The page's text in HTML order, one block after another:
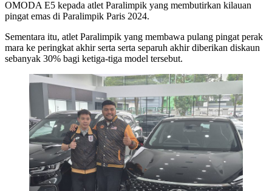
OMODA E5 kepada atlet Paralimpik yang membutirkan kilauan
pingat emas di Paralimpik Paris 2024.
Sementara itu, atlet Paralimpik yang membawa pulang pingat perak
mara ke peringkat akhir serta serta separuh akhir diberikan diskaun
sebanyak 30% bagi ketiga-tiga model tersebut.